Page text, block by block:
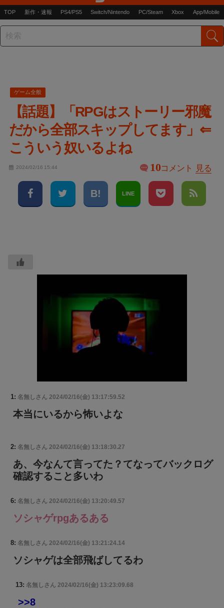
TOP 新作・速報 PS4/PS5 Switch/Nintendo PC/Steam Xbox App/Mobile
ゲーム全般
【話題】「RPGはストーリー邪魔
だから全部スキップしてます」⇐
こういう奴いるよね
2024/02/16 15:44 10コメント 見る
LINE
1: 名無しさん 2024/02/16(金) 13:17:59.52
本当にいるから怖いよな
2: 名無しさん 2024/02/16(金) 13:18:30.27
あ、今なんて言ってた？てなってバックログ
確認すること多いわ
6: 名無しさん 2024/02/16(金) 13:20:49.57
ソシャゲrpgあるある
8: 名無しさん 2024/02/16(金) 13:21:24.14
ソシャゲは全部飛ばしてるわ
13: 名無しさん 2024/02/16(金) 13:23:09.68
>>8